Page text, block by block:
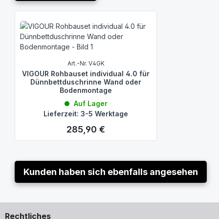
Art.-Nr. V4GK
VIGOUR Rohbauset individual 4.0 für
Dünnbettduschrinne Wand oder
Bodenmontage
Auf Lager
Lieferzeit: 3-5 Werktage
Regulärer Preis:
285,90 €
Kunden haben sich ebenfalls angesehen
Rechtliches